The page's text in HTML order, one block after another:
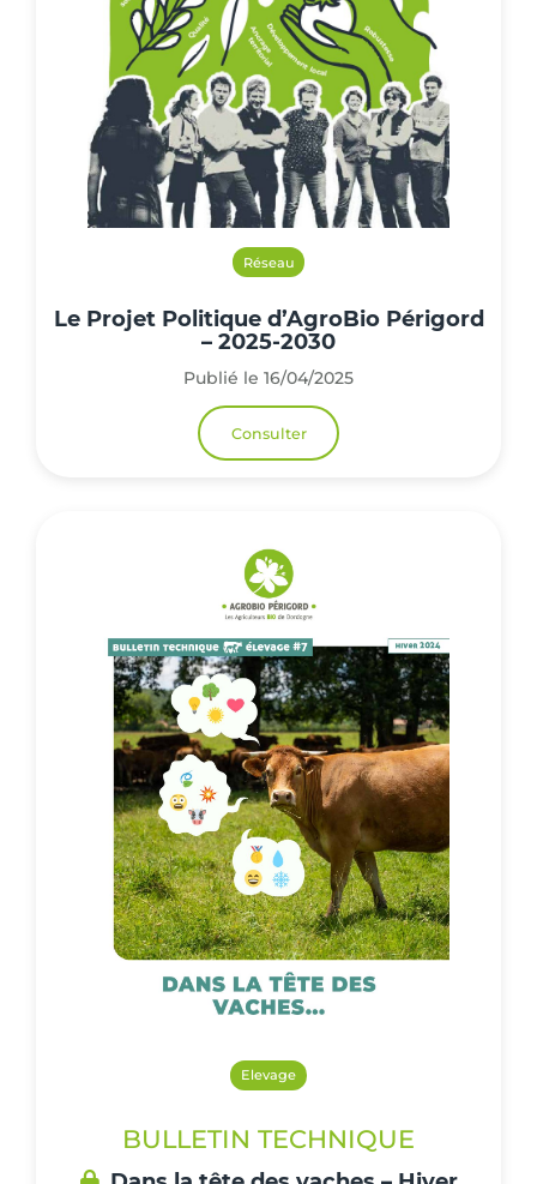
Réseau
Le Projet Politique d’AgroBio Périgord
– 2025-2030
Publié le 16/04/2025
Consulter
Elevage
BULLETIN TECHNIQUE